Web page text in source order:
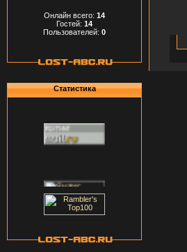
Онлайн всего: 14
Гостей: 14
Пользователей: 0
Статистика